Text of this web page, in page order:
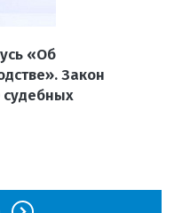
«Об
Закон
судебных